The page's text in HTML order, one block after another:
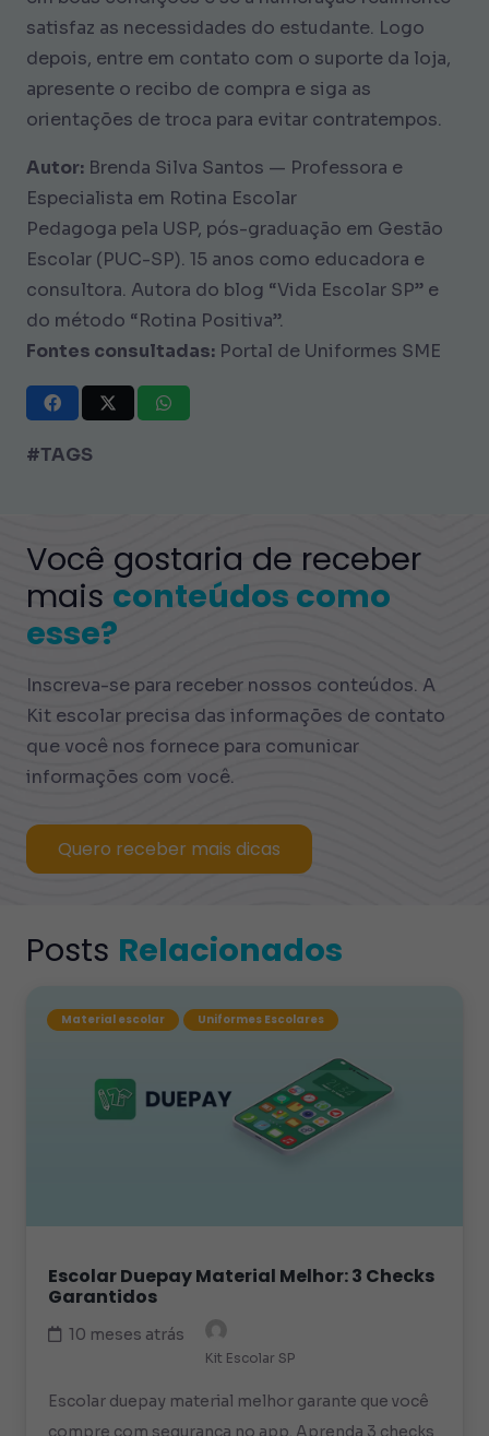
satisfaz as necessidades do estudante. Logo
depois, entre em contato com o suporte da loja,
apresente o recibo de compra e siga as
orientações de troca para evitar contratempos.
Autor: Brenda Silva Santos — Professora e
Especialista em Rotina Escolar
Pedagoga pela USP, pós-graduação em Gestão
Escolar (PUC-SP). 15 anos como educadora e
consultora. Autora do blog “Vida Escolar SP” e
do método “Rotina Positiva”.
Fontes consultadas: Portal de Uniformes SME
#TAGS
Você gostaria de receber
mais conteúdos como
esse?
Inscreva-se para receber nossos conteúdos. A
Kit escolar precisa das informações de contato
que você nos fornece para comunicar
informações com você.
Quero receber mais dicas
Posts Relacionados
Material escolar Uniformes Escolares
Escolar Duepay Material Melhor: 3 Checks
Garantidos
10 meses atrás
Kit Escolar SP
Escolar duepay material melhor garante que você
compre com segurança no app. Aprenda 3 checks